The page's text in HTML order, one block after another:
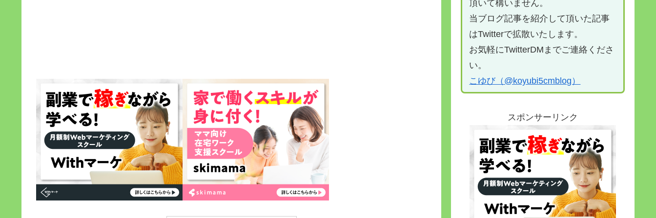
頂いて構いません。
当ブログ記事を紹介して頂いた記事
はTwitterで拡散いたします。
お気軽にTwitterDMまでご連絡くださ
い。
こゆび（@koyubi5cmblog）
スポンサーリンク